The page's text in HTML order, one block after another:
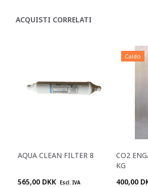
ACQUISTI CORRELATI
AQUA CLEAN FILTER 8
565,00 DKK Escl. IVA
Caldo
CO2
KG
400,00